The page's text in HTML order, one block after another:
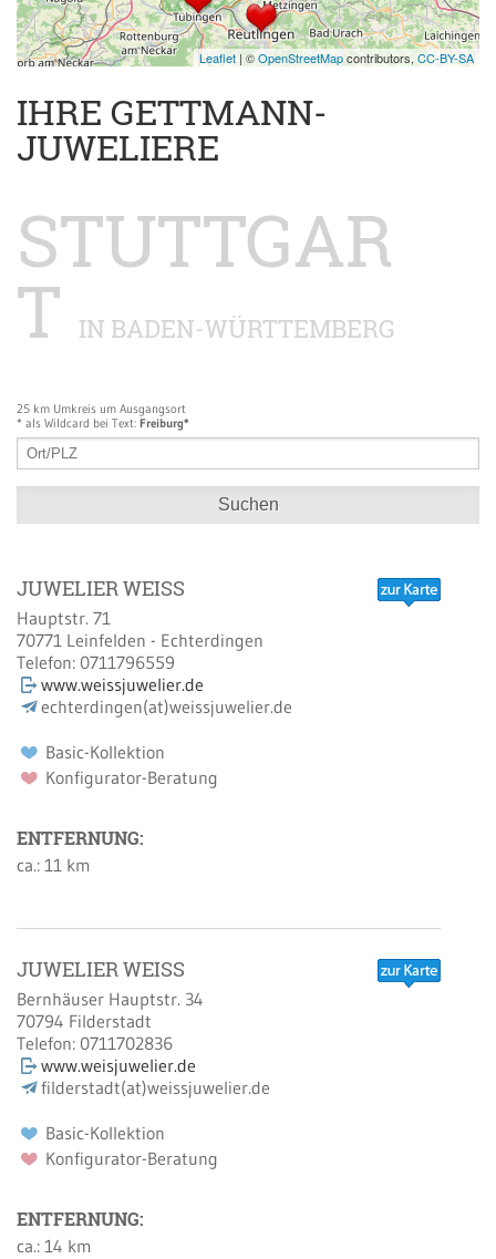
Leaflet | ©OpenStreetMapcontributors,CC-BY-SA
IHRE GETTMANN-
JUWELIERE
STUTTGAR
T IN BADEN-WÜRTTEMBERG
25 km Umkreis um Ausgangsort
* als Wildcard bei Text: Freiburg*
Suchen
JUWELIER WEISS
Hauptstr. 71
70771 Leinfelden - Echterdingen
Telefon: 0711796559
www.weissjuwelier.de
echterdingen(at)weissjuwelier.de
Basic-Kollektion
Konfigurator-Beratung
ENTFERNUNG:
ca.: 11 km
JUWELIER WEISS
Bernhäuser Hauptstr. 34
70794 Filderstadt
Telefon: 0711702836
www.weisjuwelier.de
filderstadt(at)weissjuwelier.de
Basic-Kollektion
Konfigurator-Beratung
ENTFERNUNG:
ca.: 14 km